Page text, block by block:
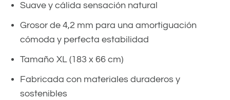
Suave y cálida sensación natural
Grosor de 4,2 mm para una amortiguación
cómoda y perfecta estabilidad
Tamaño XL (183 x 66 cm)
Fabricada con materiales duraderos y
sostenibles